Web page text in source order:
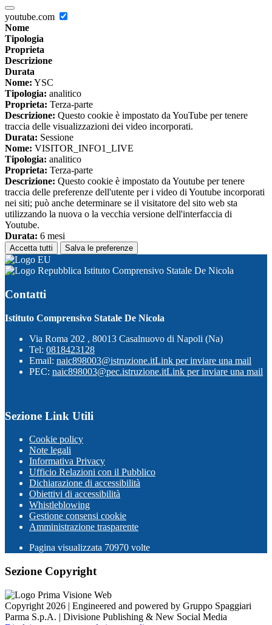
youtube.com
Nome
Tipologia
Proprieta
Descrizione
Durata
Nome: YSC
Tipologia: analitico
Proprieta: Terza-parte
Descrizione: Questo cookie è impostato da YouTube per tenere
traccia delle visualizzazioni dei video incorporati.
Durata: Sessione
Nome: VISITOR_INFO1_LIVE
Tipologia: analitico
Proprieta: Terza-parte
Descrizione: Questo cookie è impostato da Youtube per tenere
traccia delle preferenze dell'utente per i video di Youtube incorporati
nei siti; può anche determinare se il visitatore del sito web sta
utilizzando la nuova o la vecchia versione dell'interfaccia di
Youtube.
Durata: 6 mesi
Accetta tutti Salva le preferenze
Istituto Comprensivo Statale De Nicola
Contatti
Istituto Comprensivo Statale De Nicola
Via Roma 202 , 80013 Casalnuovo di Napoli (Na)
Tel: 0818423128
Email: naic898003@istruzione.itLink per inviare una mail
PEC: naic898003@pec.istruzione.itLink per inviare una mail
Sezione Link Utili
Cookie policy
Note legali
Informativa Privacy
Ufficio Relazioni con il Pubblico
Dichiarazione di accessibilità
Obiettivi di accessibilità
Whistleblowing
Gestione consensi cookie
Amministrazione trasparente
Pagina visualizzata 70970 volte
Sezione Copyright
Copyright 2026 | Engineered and powered by Gruppo Spaggiari
Parma S.p.A. | Divisione Publishing & New Social Media